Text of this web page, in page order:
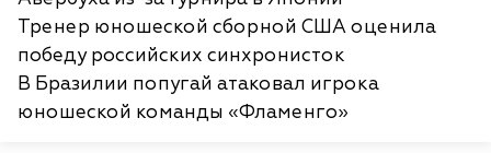
Тренер юношеской сборной США оценила
победу российских синхронисток
В Бразилии попугай атаковал игрока
юношеской команды «Фламенго»